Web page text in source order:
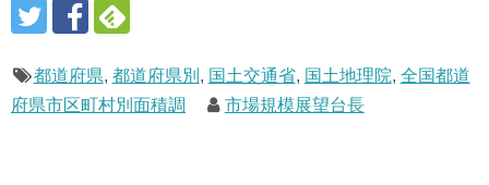
都道府県, 都道府県別 , 国土交通省, 国土地理院, 全国都道
府県市区町村別面積調
市場規模展望台長